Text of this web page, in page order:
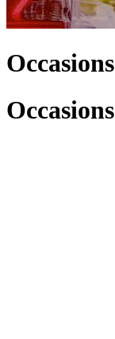
Occasions
Occasions